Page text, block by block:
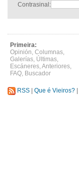
Contrasinal:
Primeira:
Opinión, Columnas,
Galerías, Últimas,
Escáneres,Anteriores,
FAQ, Buscador
RSS Que é Vieiros?